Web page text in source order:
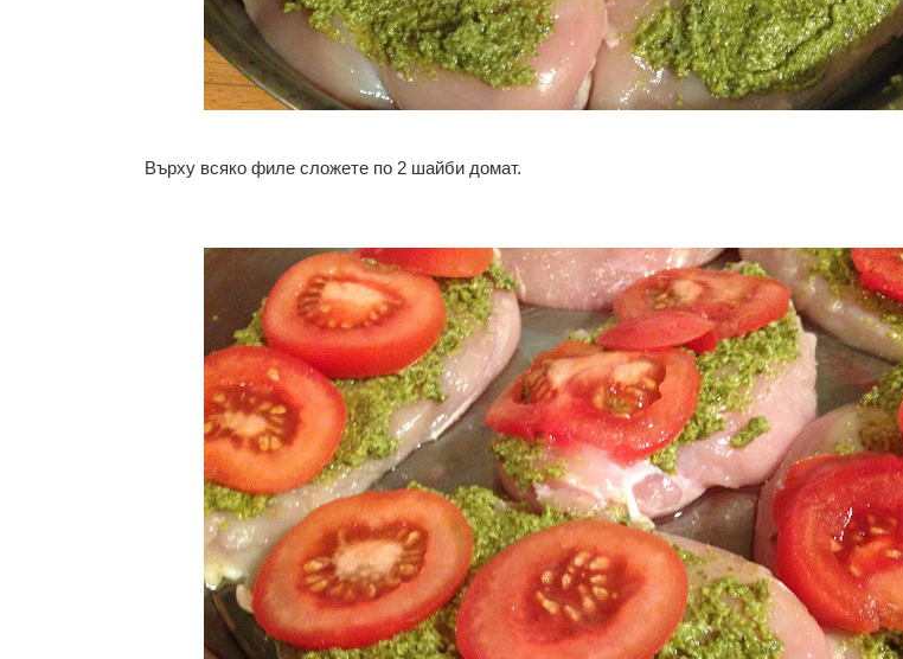
Върху всяко филе сложете по 2 шайби домат.